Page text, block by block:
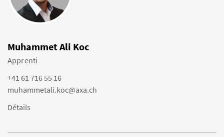
Muhammet Ali Koc
Apprenti
+41 61 716 55 16
muhammetali.koc@axa.ch
Détails